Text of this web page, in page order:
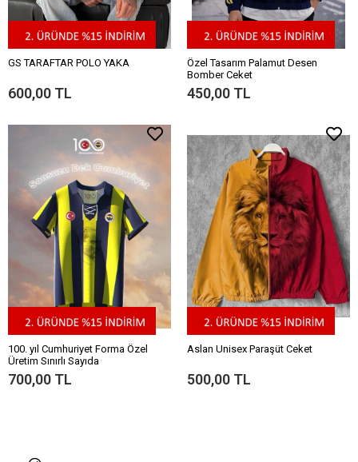
GS TARAFTAR POLO YAKA
600,00 TL
Özel Tasarım Palamut Desen
Bomber Ceket
450,00 TL
100. yıl Cumhuriyet Forma Özel
Üretim Sınırlı Sayıda
700,00 TL
Aslan Unisex Paraşüt Ceket
500,00 TL